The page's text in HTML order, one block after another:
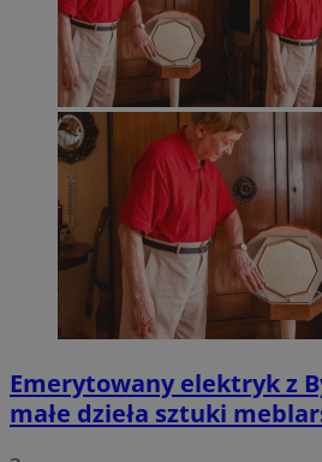
Emerytowany elektryk z
małe dzieła sztuki